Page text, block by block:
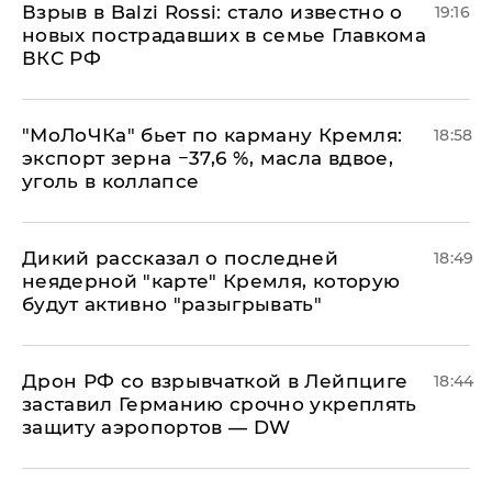
Взрыв в Balzi Rossi: стало известно о
новых пострадавших в семье Главкома
ВКС РФ
19:16
​"МоЛоЧКа" бьет по карману Кремля:
экспорт зерна −37,6 %, масла вдвое,
уголь в коллапсе
18:58
Дикий рассказал о последней
неядерной "карте" Кремля, которую
будут активно "разыгрывать"
18:49
​Дрон РФ со взрывчаткой в Лейпциге
заставил Германию срочно укреплять
защиту аэропортов — DW
18:44